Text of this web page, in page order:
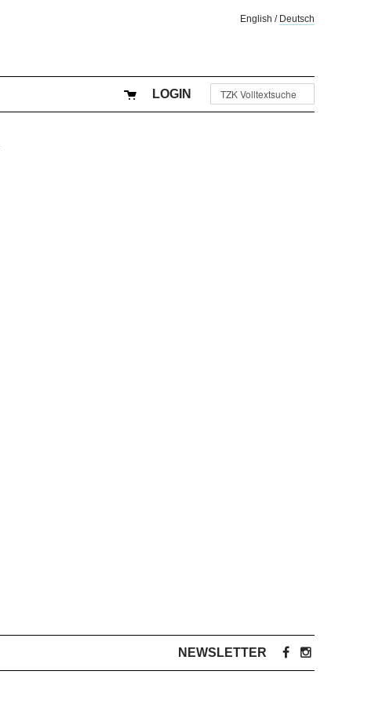
English / Deutsch
LOGIN
NEWSLETTER